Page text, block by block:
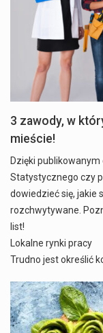
3 zawody, w
mieście!
Dzięki publikowanym
Statystycznego czy
dowiedzieć się, jakie
rozchwytywane.
list!
Lokalne rynki pracy
Trudno jest określić